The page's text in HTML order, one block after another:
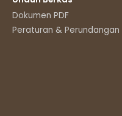
Dokumen PDF
Peraturan & Perundangan